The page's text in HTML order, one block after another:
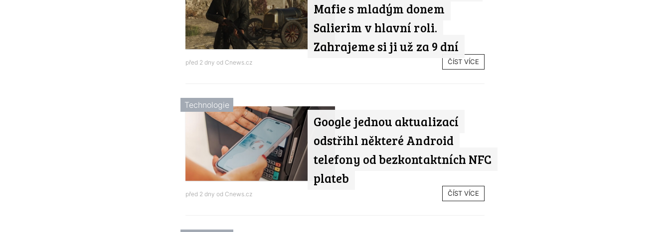
Mafie s mladým donem
Salierim v hlavní roli.
Zahrajeme si ji už za 9 dní
před 2 dny od Cnews.cz ČÍST VÍCE
Google jednou aktualizací
odstřihl některé Android
telefony od bezkontaktních NFC
plateb
Technologie
před 2 dny od Cnews.cz ČÍST VÍCE